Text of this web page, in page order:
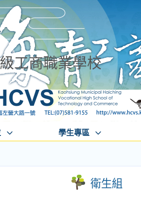
工商職業學校
學生專區
衛生組